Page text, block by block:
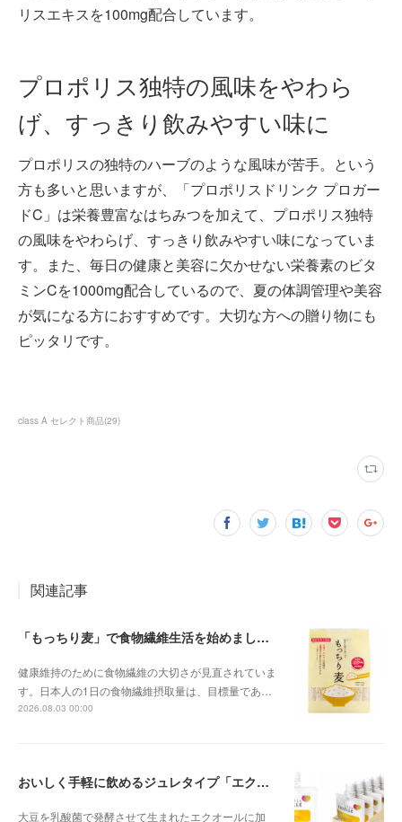
リスエキスを100mg配合しています。
プロポリス独特の風味をやわら
げ、すっきり飲みやすい味に
プロポリスの独特のハーブのような風味が苦手。という
方も多いと思いますが、「プロポリスドリンク プロガー
ドC」は栄養豊富なはちみつを加えて、プロポリス独特
の風味をやわらげ、すっきり飲みやすい味になっていま
す。また、毎日の健康と美容に欠かせない栄養素のビタ
ミンCを1000mg配合しているので、夏の体調管理や美容
が気になる方におすすめです。大切な方への贈り物にも
ピッタリです。
class A セレクト商品(29)
関連記事
「もっちり麦」で食物繊維生活を始めましょう
健康維持のために食物繊維の大切さが見直されていま
す。日本人の1日の食物繊維摂取量は、目標量であ…
2026.08.03 00:00
おいしく手軽に飲めるジュレタイプ「エクエル ジュレ」
大豆を乳酸菌で発酵させて生まれたエクオールに加